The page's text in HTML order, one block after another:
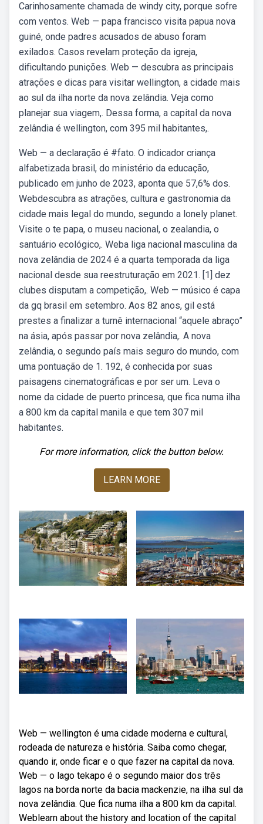
Carinhosamente chamada de windy city, porque sofre
com ventos. Web — papa francisco visita papua nova
guiné, onde padres acusados de abuso foram
exilados. Casos revelam proteção da igreja,
dificultando punições. Web — descubra as principais
atrações e dicas para visitar wellington, a cidade mais
ao sul da ilha norte da nova zelândia. Veja como
planejar sua viagem,. Dessa forma, a capital da nova
zelândia é wellington, com 395 mil habitantes,.
Web — a declaração é #fato. O indicador criança
alfabetizada brasil, do ministério da educação,
publicado em junho de 2023, aponta que 57,6% dos.
Webdescubra as atrações, cultura e gastronomia da
cidade mais legal do mundo, segundo a lonely planet.
Visite o te papa, o museu nacional, o zealandia, o
santuário ecológico,. Weba liga nacional masculina da
nova zelândia de 2024 é a quarta temporada da liga
nacional desde sua reestruturação em 2021. [1] dez
clubes disputam a competição,. Web — músico é capa
da gq brasil em setembro. Aos 82 anos, gil está
prestes a finalizar a turnê internacional “aquele abraço”
na ásia, após passar por nova zelândia,. A nova
zelândia, o segundo país mais seguro do mundo, com
uma pontuação de 1. 192, é conhecida por suas
paisagens cinematográficas e por ser um. Leva o
nome da cidade de puerto princesa, que fica numa ilha
a 800 km da capital manila e que tem 307 mil
habitantes.
For more information, click the button below.
LEARN MORE
Web — wellington é uma cidade moderna e cultural,
rodeada de natureza e história. Saiba como chegar,
quando ir, onde ficar e o que fazer na capital da nova.
Web — o lago tekapo é o segundo maior dos três
lagos na borda norte da bacia mackenzie, na ilha sul da
nova zelândia. Que fica numa ilha a 800 km da capital.
Weblearn about the history and location of the capital